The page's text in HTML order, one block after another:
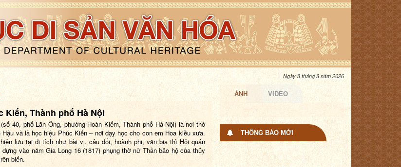
Ngày 8 tháng 8 năm 2026
Kiến, Thành phố Hà Nội
40, phố Lãn Ông, phường Hoàn Kiếm, Thành phố Hà Nội) là nơi thờ
Hậu và là học hiệu Phúc Kiến – nơi dạy học cho con em Hoa kiều xưa.
lưu tại di tích như bài vị, câu đối, hoành phi, văn bia thì Hội quán
vào năm Gia Long 16 (1817) phụng thờ nữ Thần bảo hộ của thủy
biển.
ẢNH VIDEO
THÔNG BÁO MỚI